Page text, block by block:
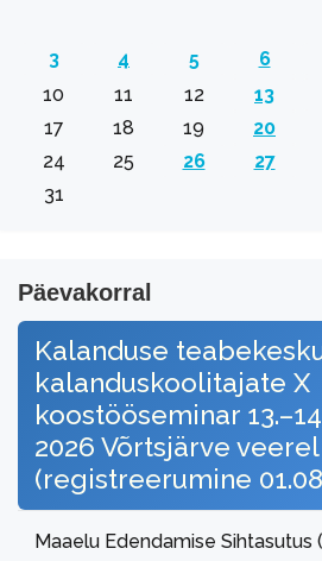
3
4 5 6
10
11 12 13
17
18 19 20
24
25 26 27
31
Päevakorral
Kalanduse
kalanduskoolitajate X
koostööseminar
2026 Võrtsjärve veerel
(registreerumine
Maaelu Edendamise Sihtasutus